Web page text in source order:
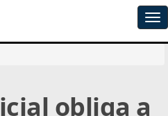
obliga a